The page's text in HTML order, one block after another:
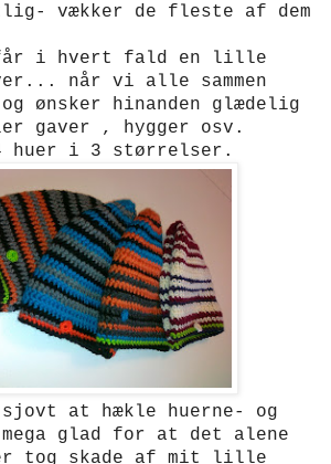
vækker de fleste af dem
får i hvert fald en lille
når vi alle sammen
ønsker hinanden glædelig
gaver , hygger osv.
huer i 3 størrelser.
at hækle huerne- og
glad for at det alene
tog skade af mit lille